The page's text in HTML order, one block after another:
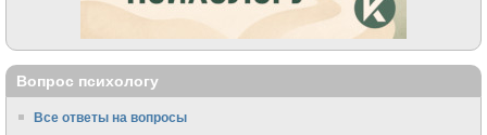
Вопрос психологу
Все ответы на вопросы